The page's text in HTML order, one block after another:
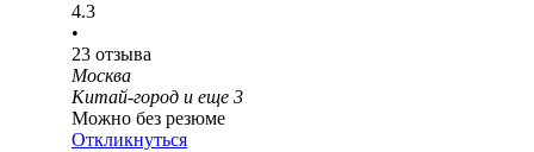
4.3
•
23 отзыва
Москва
Китай-город и еще 3
Можно без резюме
Откликнуться